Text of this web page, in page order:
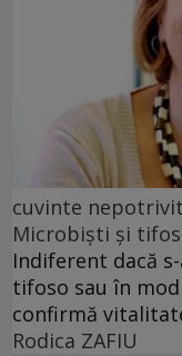
cuvinte
Microbiști și
Indiferent dacă
tifoso sau în
confirmă
Rodica ZAFIU